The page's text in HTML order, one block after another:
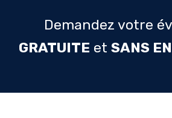
Demandez votre
GRATUITE et SANS